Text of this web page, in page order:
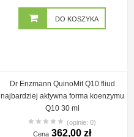
DO KOSZYKA
Dr Enzmann QuinoMit Q10 fliud
najbardziej aktywna forma koenzymu
Q10 30 ml
(opinie: 0)
Cena 362,00 zł